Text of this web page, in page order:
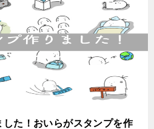
た！おいらがスタンプを作